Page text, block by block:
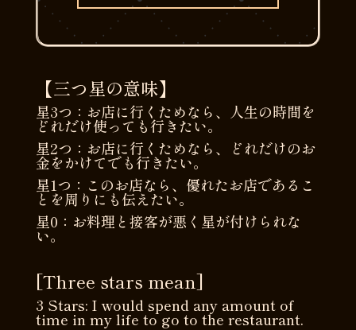
【三つ星の意味】
星3つ：お店に行くためなら、人生の時間を
どれだけ使っても行きたい。
星2つ：お店に行くためなら、どれだけのお
金をかけてでも行きたい。
星1つ：このお店なら、優れたお店であるこ
とを周りにも伝えたい。
星0 ：お料理と接客が悪く星が付けられな
い。
[Three stars mean]
3 Stars: I would spend any amount of
time in my life to go to the restaurant.